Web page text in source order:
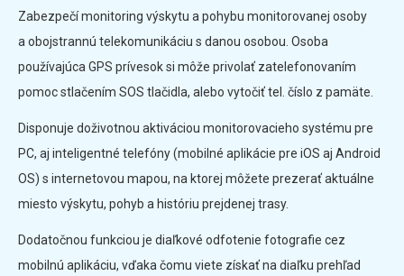
Zabezpečí monitoring výskytu a pohybu monitorovanej osoby
a obojstrannú telekomunikáciu s danou osobou. Osoba
používajúca GPS prívesok si môže privolať zatelefonovaním
pomoc stlačením SOS tlačidla, alebo vytočiť tel. číslo z pamäte.
Disponuje doživotnou aktiváciou monitorovacieho systému pre
PC, aj inteligentné telefóny (mobilné aplikácie pre iOS aj Android
OS) s internetovou mapou, na ktorej môžete prezerať aktuálne
miesto výskytu, pohyb a históriu prejdenej trasy.
Dodatočnou funkciou je diaľkové odfotenie fotografie cez
mobilnú aplikáciu, vďaka čomu viete získať na diaľku prehľad